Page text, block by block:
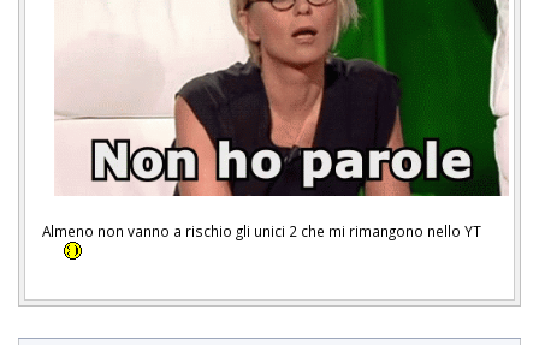
Almeno non vanno a rischio gli unici 2 che mi rimangono nello YT